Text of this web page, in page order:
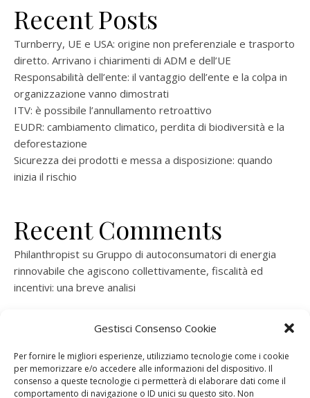
Gestisci Consenso Cookie
Per fornire le migliori esperienze, utilizziamo tecnologie come i cookie
per memorizzare e/o accedere alle informazioni del dispositivo. Il
consenso a queste tecnologie ci permetterà di elaborare dati come il
comportamento di navigazione o ID unici su questo sito. Non
Recent Posts
Turnberry, UE e USA: origine non preferenziale e trasporto
diretto. Arrivano i chiarimenti di ADM e dell’UE
Responsabilità dell’ente: il vantaggio dell’ente e la colpa in
organizzazione vanno dimostrati
ITV: è possibile l’annullamento retroattivo
EUDR: cambiamento climatico, perdita di biodiversità e la
deforestazione
Sicurezza dei prodotti e messa a disposizione: quando
inizia il rischio
Recent Comments
Philanthropist su Gruppo di autoconsumatori di energia
rinnovabile che agiscono collettivamente, fiscalità ed
incentivi: una breve analisi
rinnovabile che agiscono collettivamente, fiscalità ed
ramatogelsuGruppo di autoconsumatori di energia
rinnovabile che agiscono collettivamente, fiscalità ed